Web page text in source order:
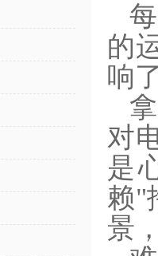
的
响
对
是
赖"
景